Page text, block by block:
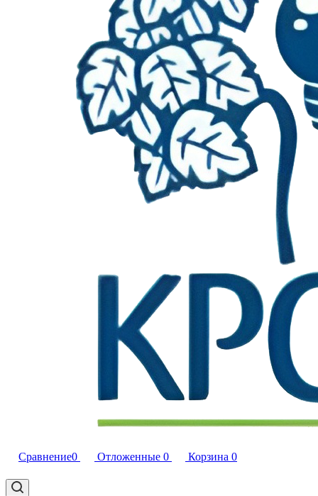
Сравнение0 Отложенные 0 Корзина 0